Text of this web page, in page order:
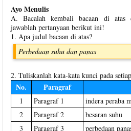
Ayo Menulis
A. Bacalah kembali bacaan di atas
jawablah pertanyaan berikut ini!
1. Apa judul bacaan di atas?
Perbedaan suhu dan panas
2. Tuliskanlah kata-kata kunci pada
No. Paragraf
1 Paragraf 1
indera peraba
2
Paragraf 2
besaran suhu
3
Paragraf 3 perbedaan